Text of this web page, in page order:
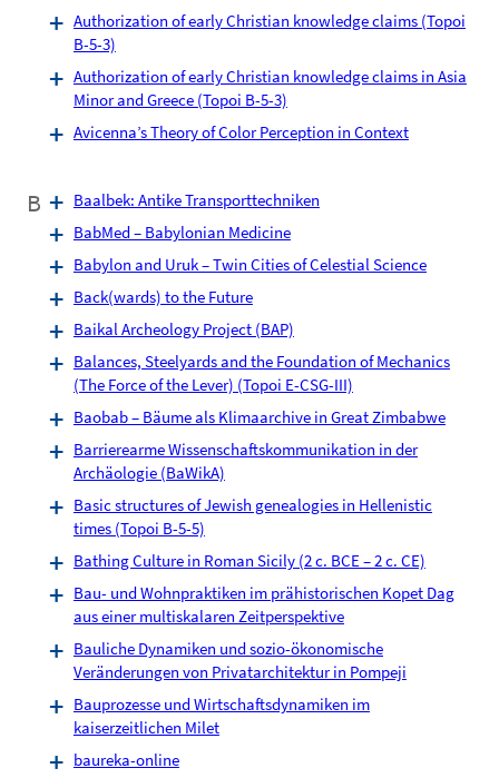
Authorization of early Christian knowledge claims (Topoi
B-5-3)
Authorization of early Christian knowledge claims in Asia
Minor and Greece (Topoi B-5-3)
Avicenna’s Theory of Color Perception in Context
B
Baalbek: Antike Transporttechniken
BabMed – Babylonian Medicine
Babylon and Uruk – Twin Cities of Celestial Science
Back(wards) to the Future
Baikal Archeology Project (BAP)
Balances, Steelyards and the Foundation of Mechanics
(The Force of the Lever) (Topoi E-CSG-III)
Baobab – Bäume als Klimaarchive in Great Zimbabwe
Barrierearme Wissenschaftskommunikation in der
Archäologie (BaWikA)
Basic structures of Jewish genealogies in Hellenistic
times (Topoi B-5-5)
Bathing Culture in Roman Sicily (2 c. BCE – 2 c. CE)
Bau- und Wohnpraktiken im prähistorischen Kopet Dag
aus einer multiskalaren Zeitperspektive
Bauliche Dynamiken und sozio-ökonomische
Veränderungen von Privatarchitektur in Pompeji
Bauprozesse und Wirtschaftsdynamiken im
kaiserzeitlichen Milet
baureka-online